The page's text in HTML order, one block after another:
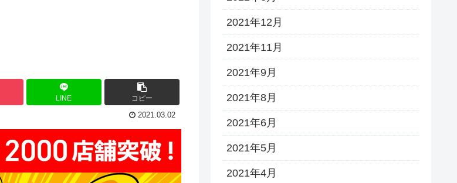
LINE コピー
2021.03.02
2021年12月
2021年11月
2021年9月
2021年8月
2021年6月
2021年5月
2021年4月